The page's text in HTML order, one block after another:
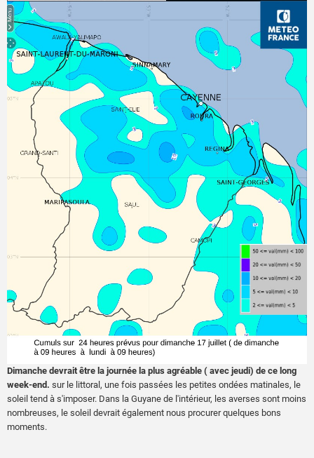
Dimanche devrait être la journée la plus agréable ( avec jeudi) de ce long
week-end. sur le littoral, une fois passées les petites ondées matinales, le
soleil tend à s'imposer. Dans la Guyane de l'intérieur, les averses sont moins
nombreuses, le soleil devrait également nous procurer quelques bons
moments.